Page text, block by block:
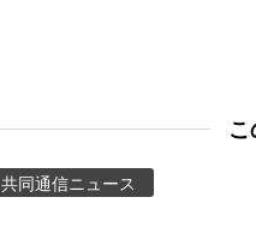
共同通信ニュース